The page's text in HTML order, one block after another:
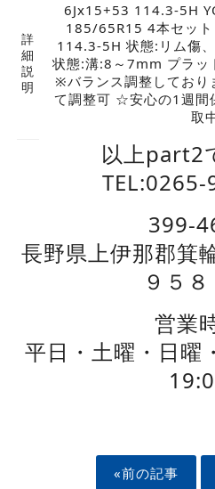
詳
細
説
明
6Jx15+53 114.3-5H
185/65R15 4本セッ
114.3-5H 状態:リム傷
状態:溝:8～7mm プラ
※バランス調整してお
て調整可 ☆安心の1週
取
以上part2
399-
長野県上伊那郡箕
９５８
営業
平日・土曜・日曜
«前の記事